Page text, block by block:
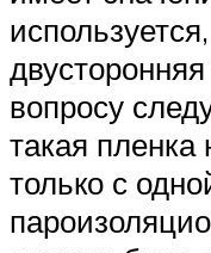
вопросу
такая пленка
только с